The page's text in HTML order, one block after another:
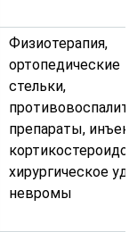
Физиотерапия,
ортопедические
стельки,
препараты,
хирургическое
невромы